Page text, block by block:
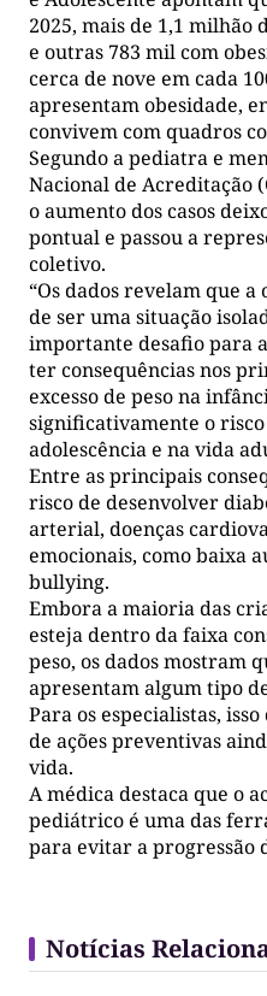
2025, mais de 1,1 milhão
e outras 783 mil com
cerca de nove em cada
apresentam obesidade,
convivem com quadros
Segundo a pediatra e
Nacional de Acreditação
o aumento dos casos
pontual e passou a
coletivo.
“Os dados revelam que
de ser uma situação
importante desafio para
ter consequências nos
excesso de peso na
significativamente o
adolescência e na vida
Entre as principais
risco de desenvolver
arterial, doenças
emocionais, como baixa
bullying.
Embora a maioria das
esteja dentro da faixa
peso, os dados mostram
apresentam algum tipo
Para os especialistas,
de ações preventivas
vida.
A médica destaca que o
pediátrico é uma das
para evitar a progressão
Notícias